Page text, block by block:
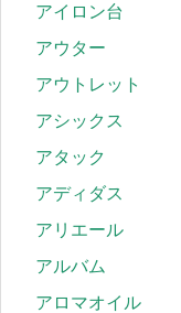
アイロン台
アウター
アウトレット
アシックス
アタック
アディダス
アリエール
アルバム
アロマオイル